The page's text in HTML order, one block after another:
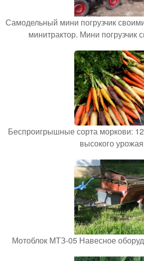
Самодельный мини погрузчик
минитрактор. Мини погрузчик
Беспроигрышные сорта моркови:
высокого урожая
Мотоблок МТЗ-05 Навесное